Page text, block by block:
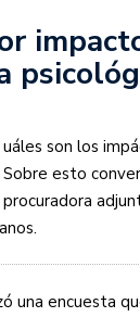
uáles son los
Sobre esto
procuradora
una encuesta